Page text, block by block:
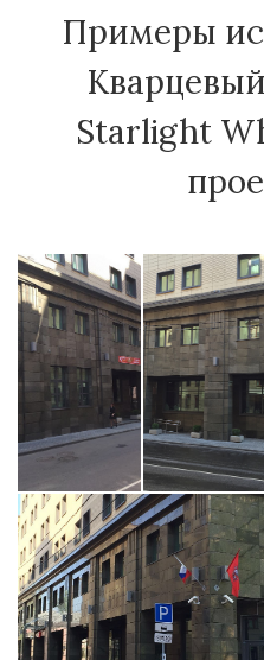
Примеры
Starlight